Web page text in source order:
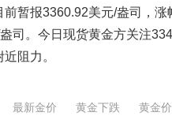
前暂报3360.92美元/盎司，
司。今日现货黄金方关注
阻力。
最新金价 黄金下跌 黄金